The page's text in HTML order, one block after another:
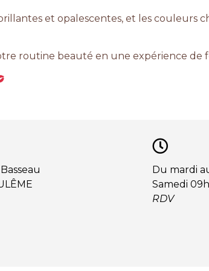
et opalescentes, et les couleurs
routine beauté en une expérience de
Du mardi
Samedi
RDV